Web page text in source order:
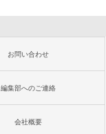
お問い合わせ
編集部へのご連絡
会社概要